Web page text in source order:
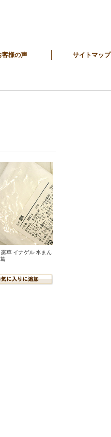
客様の声 サイトマップ
草 イナゲル 水まん